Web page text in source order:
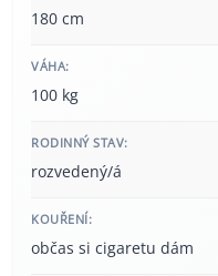
180 cm
VÁHA:
100 kg
RODINNÝ STAV:
rozvedený/á
KOUŘENÍ:
občas si cigaretu dám